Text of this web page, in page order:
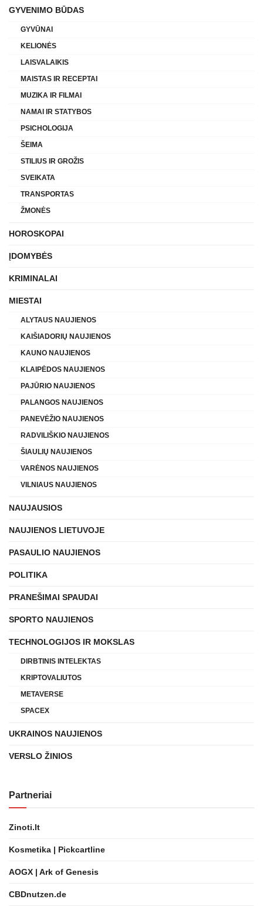
GYVENIMO BŪDAS
GYVŪNAI
KELIONĖS
LAISVALAIKIS
MAISTAS IR RECEPTAI
MUZIKA IR FILMAI
NAMAI IR STATYBOS
PSICHOLOGIJA
ŠEIMA
STILIUS IR GROŽIS
SVEIKATA
TRANSPORTAS
ŽMONĖS
HOROSKOPAI
ĮDOMYBĖS
KRIMINALAI
MIESTAI
ALYTAUS NAUJIENOS
KAIŠIADORIŲ NAUJIENOS
KAUNO NAUJIENOS
KLAIPĖDOS NAUJIENOS
PAJŪRIO NAUJIENOS
PALANGOS NAUJIENOS
PANEVĖŽIO NAUJIENOS
RADVILIŠKIO NAUJIENOS
ŠIAULIŲ NAUJIENOS
VARĖNOS NAUJIENOS
VILNIAUS NAUJIENOS
NAUJAUSIOS
NAUJIENOS LIETUVOJE
PASAULIO NAUJIENOS
POLITIKA
PRANEŠIMAI SPAUDAI
SPORTO NAUJIENOS
TECHNOLOGIJOS IR MOKSLAS
DIRBTINIS INTELEKTAS
KRIPTOVALIUTOS
METAVERSE
SPACEX
UKRAINOS NAUJIENOS
VERSLO ŽINIOS
Partneriai
Zinoti.lt
Kosmetika | Pickcartline
AOGX | Ark of Genesis
CBDnutzen.de